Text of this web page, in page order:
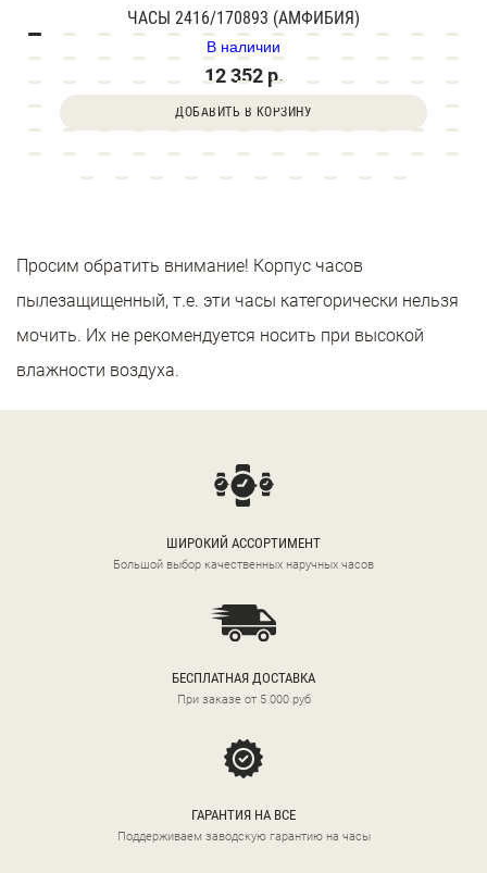
ЧАСЫ 2416/170893 (АМФИБИЯ)
В наличии
12 352 р.
ДОБАВИТЬ В КОРЗИНУ
Просим обратить внимание! Корпус часов
пылезащищенный, т.е. эти часы категорически нельзя
мочить. Их не рекомендуется носить при высокой
влажности воздуха.
ШИРОКИЙ АССОРТИМЕНТ
Большой выбор качественных наручных часов
БЕСПЛАТНАЯ ДОСТАВКА
При заказе от 5 000 руб
ГАРАНТИЯ НА ВСЕ
Поддерживаем заводскую гарантию на часы